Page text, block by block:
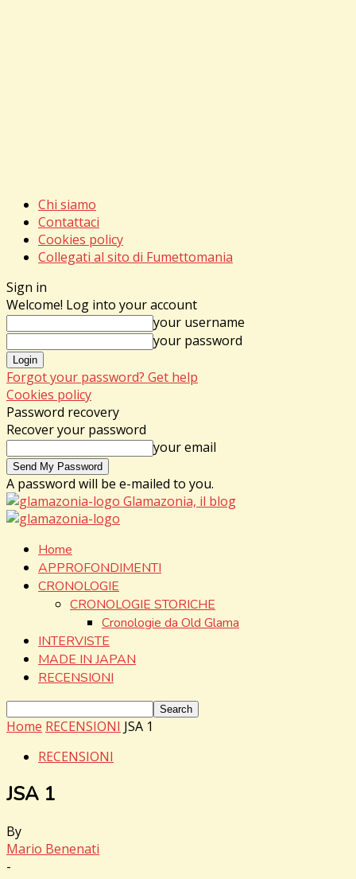
Chi siamo
Contattaci
Cookies policy
Collegati al sito di Fumettomania
Sign in
Welcome! Log into your account
your username
your password
Forgot your password? Get help
Cookies policy
Password recovery
Recover your password
your email
A password will be e-mailed to you.
Glamazonia, il blog
Home
APPROFONDIMENTI
CRONOLOGIE
CRONOLOGIE STORICHE
Cronologie da Old Glama
INTERVISTE
MADE IN JAPAN
RECENSIONI
Home RECENSIONI JSA 1
RECENSIONI
JSA 1
By
Mario Benenati
-